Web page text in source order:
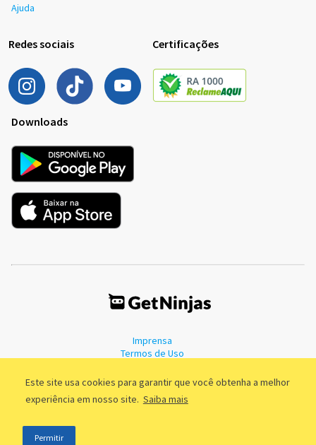
Este site usa cookies para garantir que você obtenha a melhor
experiência em nosso site. Saiba mais
Permitir
Ajuda
Redes sociais Certificações
Downloads
Imprensa
Termos de Uso
©2011 - 2026, GetNinjas LTDA. CNPJ 55.744.877/0001-89 - Rua Dr.
Fernandes Coelho, 85 - 3º andar - São Paulo/SP - Brasil